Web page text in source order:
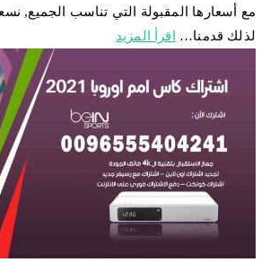
مع أسعارها المقبولة التي تناسب الجميع,
لذلك قدمنا…
اقرأ المزيد